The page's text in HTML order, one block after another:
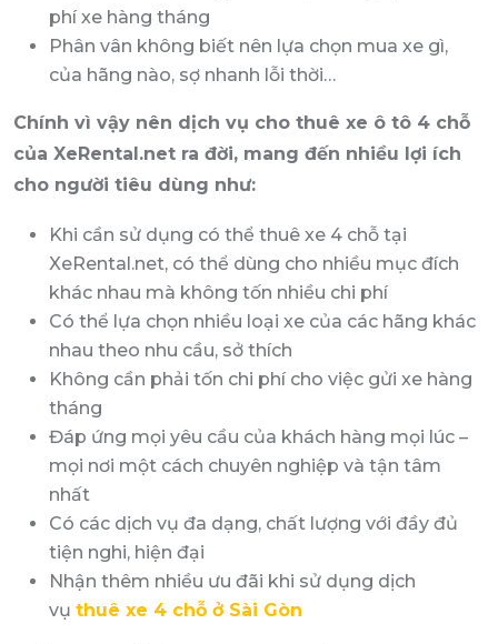
phí xe hàng tháng
Phân vân không biết nên lựa chọn mua xe gì,
của hãng nào, sợ nhanh lỗi thời…
Chính vì vậy nên dịch vụ cho thuê xe ô tô 4 chỗ
của XeRental.net ra đời, mang đến nhiều lợi ích
cho người tiêu dùng như:
Khi cần sử dụng có thể thuê xe 4 chỗ tại
XeRental.net, có thể dùng cho nhiều mục đích
khác nhau mà không tốn nhiều chi phí
Có thể lựa chọn nhiều loại xe của các hãng khác
nhau theo nhu cầu, sở thích
Không cần phải tốn chi phí cho việc gửi xe hàng
tháng
Đáp ứng mọi yêu cầu của khách hàng mọi lúc –
mọi nơi một cách chuyên nghiệp và tận tâm
nhất
Có các dịch vụ đa dạng, chất lượng với đầy đủ
tiện nghi, hiện đại
Nhận thêm nhiều ưu đãi khi sử dụng dịch
vụ thuê xe 4 chỗ ở Sài Gòn